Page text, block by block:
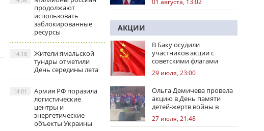
продолжают
использовать
заблокированные
ресурсы
Жители ямальской
тундры отметили
День середины лета
14:18
Армия РФ поразила
логистические
центры и
энергетические
объекты Украины
14:01
01 августа, 13:02
АКЦИИ
В Баку осудили
участников акции с
советскими флагами
29 июля, 23:00
Ольга Демичева провела
акцию в День памяти
детей-жертв войны в
Донбассе
27 июля, 21:48